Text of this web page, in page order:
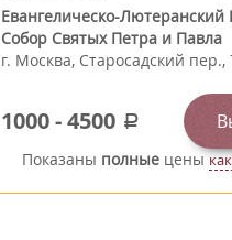
Евангелическо-
Собор Святых Петра и Павла
г. Москва, Старосадский пер.,
1000-4500 a
Показаны полныецены